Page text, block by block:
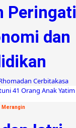
Peringati
dan
Cerbitakasa
Merangin